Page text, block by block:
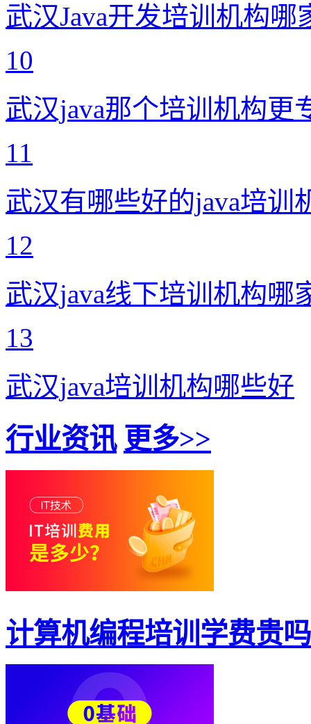
武汉Java开发培训机构哪
10
武汉java那个培训机构更
11
武汉有哪些好的java培训
12
武汉java线下培训机构哪
13
武汉java培训机构哪些好
行业资讯 更多>>
计算机编程培训学费贵